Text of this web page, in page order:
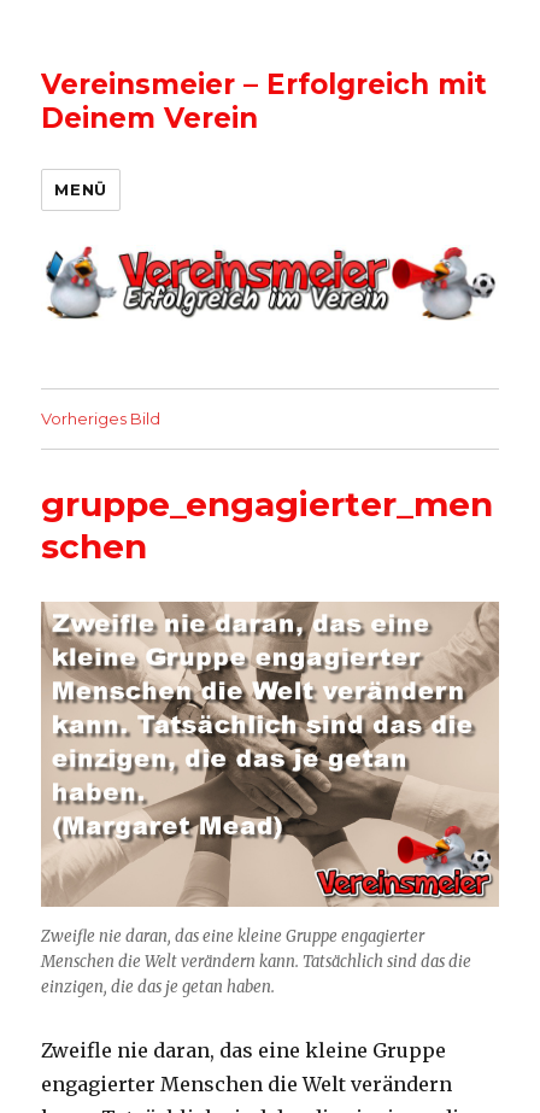
Vereinsmeier – Erfolgreich mit
Deinem Verein
MENÜ
Vorheriges Bild
gruppe_engagierter_men
schen
Zweifle nie daran, das eine kleine Gruppe engagierter
Menschen die Welt verändern kann. Tatsächlich sind das die
einzigen, die das je getan haben.
Zweifle nie daran, das eine kleine Gruppe
engagierter Menschen die Welt verändern